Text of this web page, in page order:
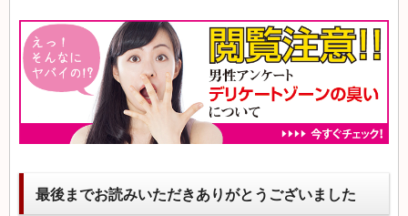
リット
最後までお読みいただきありがとうございました